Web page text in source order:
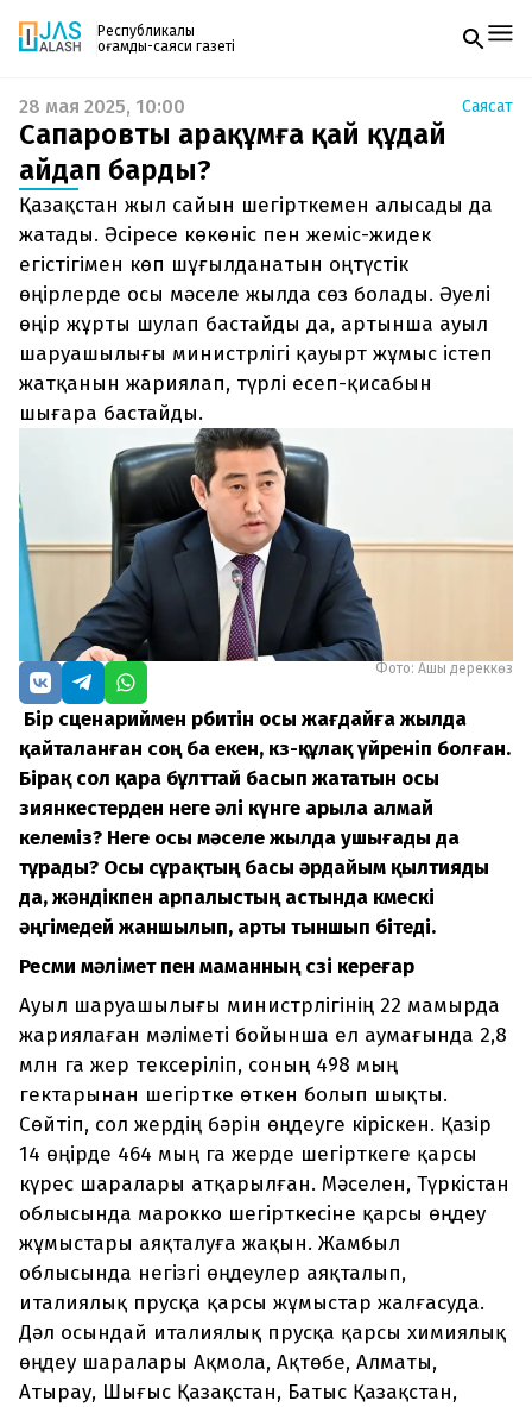
Республикалық
қоғамдық-саяси газеті
Жаңалықтар
Спорт
Live
Руханият
Аймақ
Архив
Заң және тәртіп
Редакциямен байланыс
+7 708 604 51 06
Жарнама бөлімі
+7 701 220 64 52
Пошта
zhasalash100@gmail.com
Газетке жазылу
PDF форматтағы газетті ай сайын электронды
поштаңызға алып отырыңыз. Жаңа нөмір
шыққан сәтте сізге бірден жіберіледі. Тек email
енгізіңіз, біз қалғанын өзіміз жібереміз.
28 мая 2025, 10:00 Саясат
Сапаровты Қарақұмға қай құдай
айдап барды?
Қазақстан жыл сайын шегірткемен алысады да
жатады. Әсіресе көкөніс пен жеміс-жидек
егістігімен көп шұғылданатын оңтүстік
өңірлерде осы мәселе жылда сөз болады. Әуелі
өңір жұрты шулап бастайды да, артынша ауыл
шаруашылығы министрлігі қауырт жұмыс істеп
жатқанын жариялап, түрлі есеп-қисабын
шығара бастайды.
Фото: Ашық дереккөз
Бір сценариймен өрбитін осы жағдайға жылда
қайталанған соң ба екен, көз-құлақ үйреніп болған.
Бірақ сол қара бұлттай басып жататын осы
зиянкестерден неге әлі күнге арыла алмай
келеміз? Неге осы мәселе жылда ушығады да
тұрады? Осы сұрақтың басы әрдайым қылтияды
да, жәндікпен арпалыстың астында көмескі
әңгімедей жаншылып, арты тыншып бітеді.
Ресми мәлімет пен маманның сөзі кереғар
Ауыл шаруашылығы министрлігінің 22 мамырда
жариялаған мәліметі бойынша ел аумағында 2,8
млн га жер тексеріліп, соның 498 мың
гектарынан шегіртке өткен болып шықты.
Сөйтіп, сол жердің бәрін өңдеуге кіріскен. Қазір
14 өңірде 464 мың га жерде шегірткеге қарсы
күрес шаралары атқарылған. Мәселен, Түркістан
облысында марокко шегірткесіне қарсы өңдеу
жұмыстары аяқталуға жақын. Жамбыл
облысында негізгі өңдеулер аяқталып,
италиялық прусқа қарсы жұмыстар жалғасуда.
Дәл осындай италиялық прусқа қарсы химиялық
өңдеу шаралары Ақмола, Ақтөбе, Алматы,
Атырау, Шығыс Қазақстан, Батыс Қазақстан,